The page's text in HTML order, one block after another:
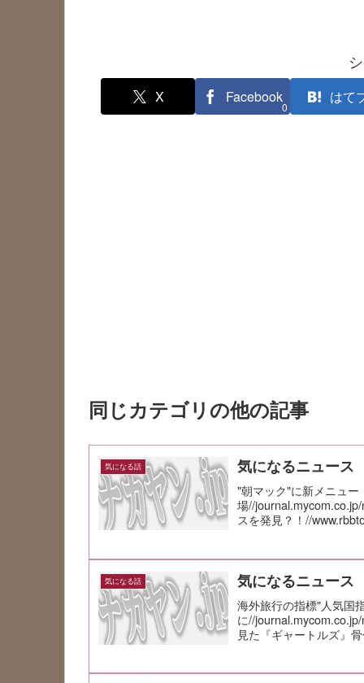
X Facebook
0
はて
同じカテゴリの他の記事
気になる話 気になるニュース
"朝マック"に新メニュ
場//
スを発見？！//
気になる話 気になるニュース
海外旅行の指標"人気国
に//
見た『ギャートルズ』